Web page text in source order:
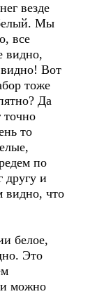
везде
Мы
все
видно,
Вот
тоже
Да
точно
то
по
другу и
видно, что
белое,
Это
и можно